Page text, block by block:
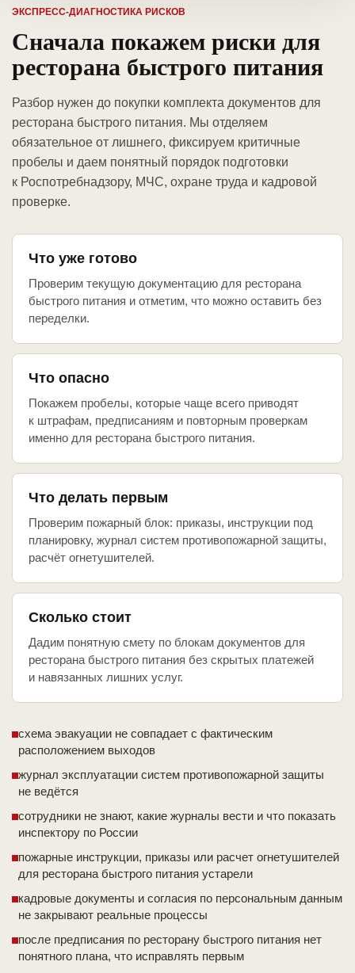
ЭКСПРЕСС-ДИАГНОСТИКА РИСКОВ
Сначала покажем риски для
ресторана быстрого питания
Разбор нужен до покупки комплекта документов для
ресторана быстрого питания. Мы отделяем
обязательное от лишнего, фиксируем критичные
пробелы и даем понятный порядок подготовки
к Роспотребнадзору, МЧС, охране труда и кадровой
проверке.
Что уже готово
Проверим текущую документацию для ресторана
быстрого питания и отметим, что можно оставить без
переделки.
Что опасно
Покажем пробелы, которые чаще всего приводят
к штрафам, предписаниям и повторным проверкам
именно для ресторана быстрого питания.
Что делать первым
Проверим пожарный блок: приказы, инструкции под
планировку, журнал систем противопожарной защиты,
расчёт огнетушителей.
Сколько стоит
Дадим понятную смету по блокам документов для
ресторана быстрого питания без скрытых платежей
и навязанных лишних услуг.
схема эвакуации не совпадает с фактическим
расположением выходов
журнал эксплуатации систем противопожарной защиты
не ведётся
сотрудники не знают, какие журналы вести и что показать
инспектору по России
пожарные инструкции, приказы или расчет огнетушителей
для ресторана быстрого питания устарели
кадровые документы и согласия по персональным данным
не закрывают реальные процессы
после предписания по ресторану быстрого питания нет
понятного плана, что исправлять первым